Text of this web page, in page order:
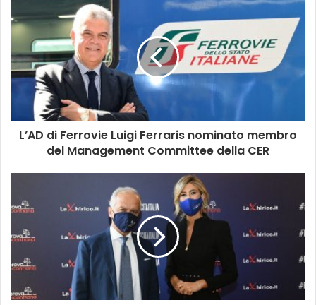
L’AD di Ferrovie Luigi Ferraris nominato membro
del Management Committee della CER